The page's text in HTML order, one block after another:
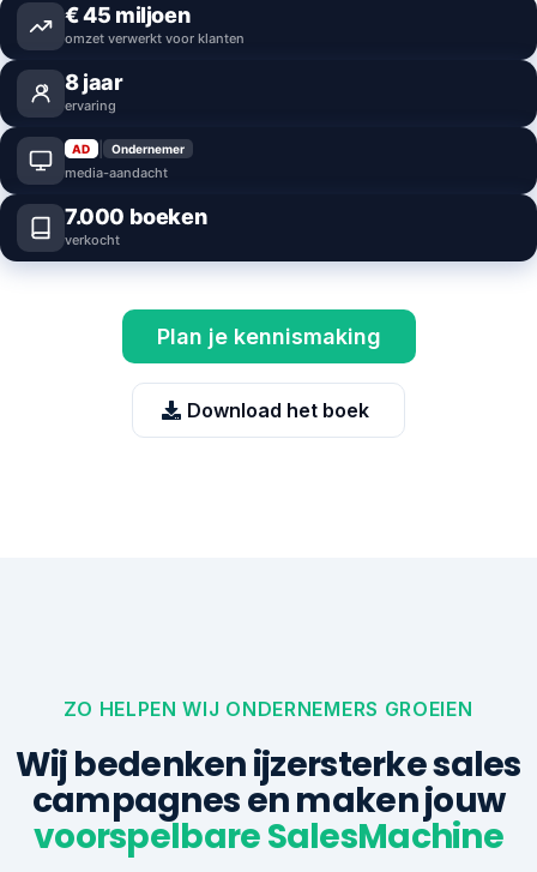
€45 miljoen
omzet verwerkt voor klanten
8jaar
ervaring
AD | Ondernemer
media-aandacht
7.000 boeken
verkocht
Plan je kennismaking
Download het boek
ZO HELPEN WIJ ONDERNEMERS GROEIEN
Wij bedenken ijzersterke sales
campagnes en maken jouw
voorspelbare SalesMachine